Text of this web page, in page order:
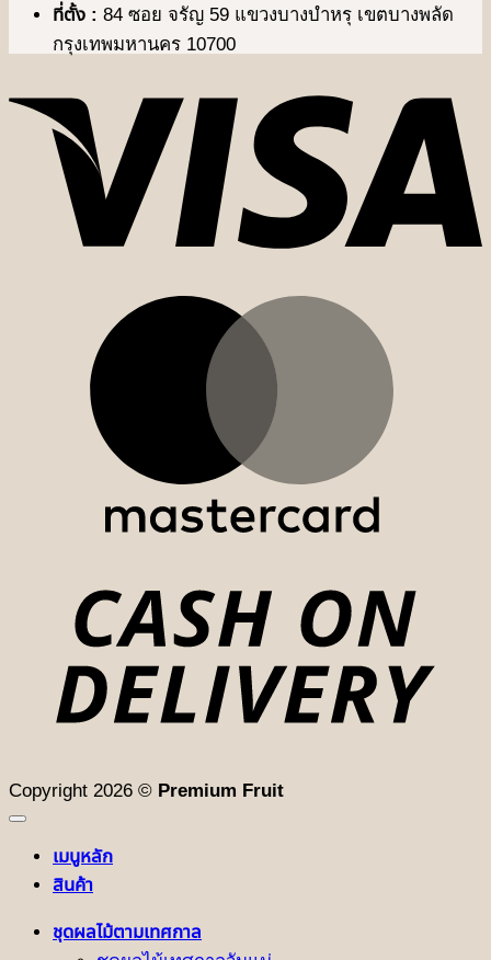
ที่ตั้ง : 84 ซอย จรัญ 59 แขวงบางบำหรุ เขตบางพลัด
กรุงเทพมหานคร 10700
Copyright 2026 © Premium Fruit
เมนูหลัก
สินค้า
ชุดผลไม้ตามเทศกาล